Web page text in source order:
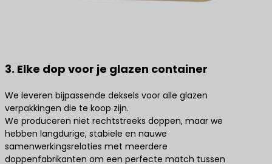
3. Elke dop voor je glazen container
We leveren bijpassende deksels voor alle glazen
verpakkingen die te koop zijn.
We produceren niet rechtstreeks doppen, maar we
hebben langdurige, stabiele en nauwe
samenwerkingsrelaties met meerdere
doppenfabrikanten om een perfecte match tussen